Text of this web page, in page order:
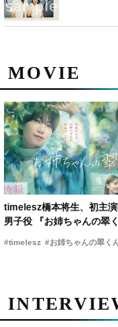
MOVIE
timelesz橋本将生、初主
男子役 『お姉ちゃんの翠
恋の幕開けを予感
#timelesz #お姉ちゃんの翠く